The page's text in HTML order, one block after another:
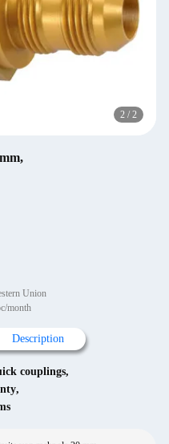
2 / 2
Union
month
Description
couplings,
,